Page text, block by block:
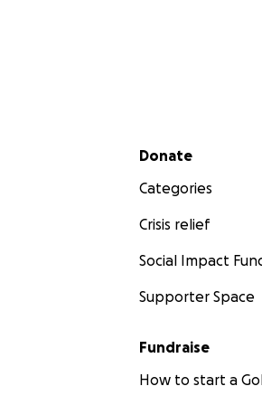
Secondary menu
Donate
Categories
Crisis relief
Social Impact
Supporter Space
Fundraise
How to start a